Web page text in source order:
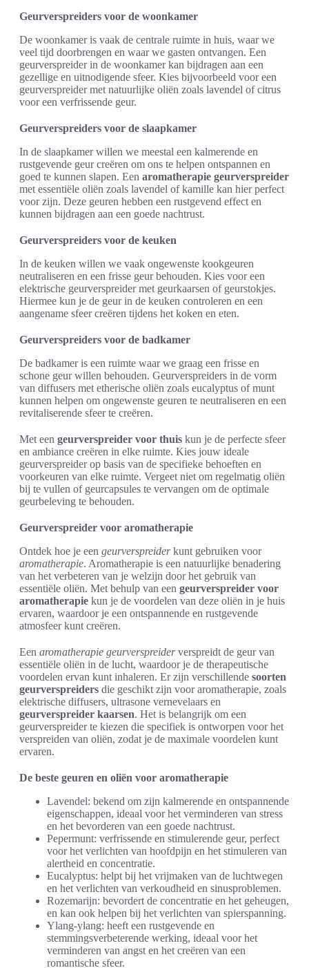
Geurverspreiders voor de woonkamer
De woonkamer is vaak de centrale ruimte in huis, waar we
veel tijd doorbrengen en waar we gasten ontvangen. Een
geurverspreider in de woonkamer kan bijdragen aan een
gezellige en uitnodigende sfeer. Kies bijvoorbeeld voor een
geurverspreider met natuurlijke oliën zoals lavendel of citrus
voor een verfrissende geur.
Geurverspreiders voor de slaapkamer
In de slaapkamer willen we meestal een kalmerende en
rustgevende geur creëren om ons te helpen ontspannen en
goed te kunnen slapen. Een aromatherapie geurverspreider
met essentiële oliën zoals lavendel of kamille kan hier perfect
voor zijn. Deze geuren hebben een rustgevend effect en
kunnen bijdragen aan een goede nachtrust.
Geurverspreiders voor de keuken
In de keuken willen we vaak ongewenste kookgeuren
neutraliseren en een frisse geur behouden. Kies voor een
elektrische geurverspreider met geurkaarsen of geurstokjes.
Hiermee kun je de geur in de keuken controleren en een
aangename sfeer creëren tijdens het koken en eten.
Geurverspreiders voor de badkamer
De badkamer is een ruimte waar we graag een frisse en
schone geur willen behouden. Geurverspreiders in de vorm
van diffusers met etherische oliën zoals eucalyptus of munt
kunnen helpen om ongewenste geuren te neutraliseren en een
revitaliserende sfeer te creëren.
Met een geurverspreider voor thuis kun je de perfecte sfeer
en ambiance creëren in elke ruimte. Kies jouw ideale
geurverspreider op basis van de specifieke behoeften en
voorkeuren van elke ruimte. Vergeet niet om regelmatig oliën
bij te vullen of geurcapsules te vervangen om de optimale
geurbeleving te behouden.
Geurverspreider voor aromatherapie
Ontdek hoe je een geurverspreiderkunt gebruiken voor
aromatherapie. Aromatherapie is een natuurlijke benadering
van het verbeteren van je welzijn door het gebruik van
essentiële oliën. Met behulp van een geurverspreider voor
aromatherapie kun je de voordelen van deze oliën in je huis
ervaren, waardoor je een ontspannende en rustgevende
atmosfeer kunt creëren.
Een aromatherapie geurverspreiderverspreidt de geur van
essentiële oliën in de lucht, waardoor je de therapeutische
voordelen ervan kunt inhaleren. Er zijn verschillende soorten
geurverspreiders die geschikt zijn voor aromatherapie, zoals
elektrische diffusers, ultrasone vernevelaars en
geurverspreider kaarsen. Het is belangrijk om een
geurverspreider te kiezen die specifiek is ontworpen voor het
verspreiden van oliën, zodat je de maximale voordelen kunt
ervaren.
De beste geuren en oliën voor aromatherapie
Lavendel: bekend om zijn kalmerende en ontspannende
eigenschappen, ideaal voor het verminderen van stress
en het bevorderen van een goede nachtrust.
Pepermunt: verfrissende en stimulerende geur, perfect
voor het verlichten van hoofdpijn en het stimuleren van
alertheid en concentratie.
Eucalyptus: helpt bij het vrijmaken van de luchtwegen
en het verlichten van verkoudheid en sinusproblemen.
Rozemarijn: bevordert de concentratie en het geheugen,
en kan ook helpen bij het verlichten van spierspanning.
Ylang-ylang: heeft een rustgevende en
stemmingsverbeterende werking, ideaal voor het
verminderen van angst en het creëren van een
romantische sfeer.